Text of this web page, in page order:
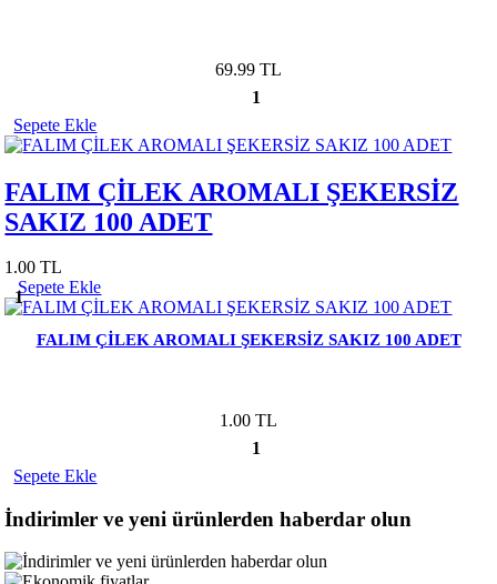
69.99 TL
1
Sepete Ekle
FALIM ÇİLEK AROMALI ŞEKERSİZ
SAKIZ 100 ADET
1.00 TL
1
Sepete Ekle
FALIM ÇİLEK AROMALI ŞEKERSİZ SAKIZ 100 ADET
1.00 TL
1
Sepete Ekle
İndirimler ve yeni ürünlerden haberdar olun